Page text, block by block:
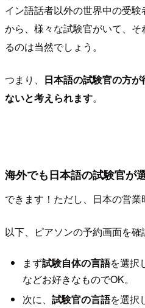
イン語話者以外の世界中の受
から、様々な試験官がいて、
るのは当然でしょう。
つまり、 日本語の試験官の方
ないと考えられます。
海外でも日本語の試験官が
できます！ただし、日本の営業
以下、ピアソンの予約画面を確
まず試験自体の言語を選択
などお好きなものでOK。
次に、 試験官の言語を選択